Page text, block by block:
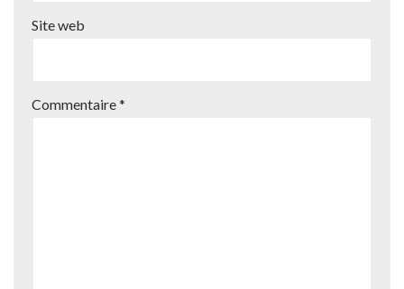
Site web
Commentaire*